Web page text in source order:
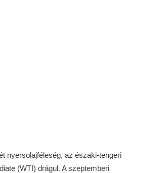
nyersolajféleség, az északi-tengeri
(WTI) drágul. A szeptemberi